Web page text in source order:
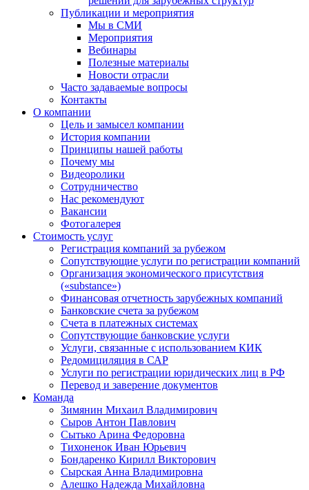
Публикации и мероприятия
Мы в СМИ
Мероприятия
Вебинары
Полезные материалы
Новости отрасли
Часто задаваемые вопросы
Контакты
О компании
Цель и замысел компании
История компании
Принципы нашей работы
Почему мы
Видеоролики
Сотрудничество
Нас рекомендуют
Вакансии
Фотогалерея
Стоимость услуг
Регистрация компаний за рубежом
Сопутствующие услуги по регистрации компаний
Организация экономического присутствия
(«substance»)
Финансовая отчетность зарубежных компаний
Банковские счета за рубежом
Счета в платежных системах
Сопутствующие банковские услуги
Услуги, связанные с использованием КИК
Редомициляция в САР
Услуги по регистрации юридических лиц в РФ
Перевод и заверение документов
Команда
Зимянин Михаил Владимирович
Сыров Антон Павлович
Сытько Арина Федоровна
Тихоненок Иван Юрьевич
Бондаренко Кирилл Викторович
Сырская Анна Владимировна
Алешко Надежда Михайловна